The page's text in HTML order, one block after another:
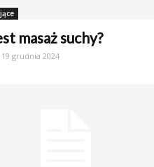
masaż suchy?
19 grudnia 2024